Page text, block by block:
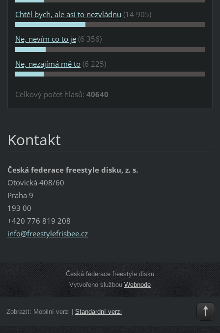
Chtěl bych, ale asi to nezvládnu (14 905)
Ne, nevím co to je (6 356)
Ne, nezajímá mě to (6 225)
Celkový počet hlasů: 40640
Kontakt
Česká federace freestyle disku, z. s.
Otovická 408/60
Praha 9
193 00
+420 776 819 208
info@freestylefrisbee.cz
Česká federace freestyle disku
Vytvořeno službou Webnode
Zobrazit: Mobilní verzi Standardní verzi